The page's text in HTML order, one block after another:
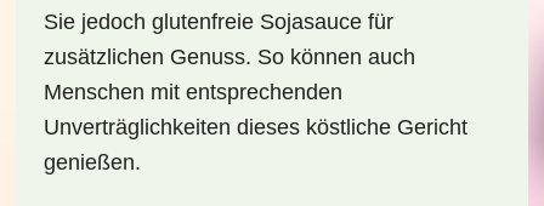
Sie jedoch glutenfreieSojasauce für
zusätzlichen Genuss. So können auch
Menschen mit entsprechenden
Unverträglichkeiten dieses köstliche Gericht
genießen.